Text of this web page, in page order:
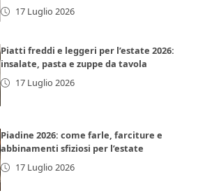
17 Luglio 2026
Piatti freddi e leggeri per l’estate 2026:
insalate, pasta e zuppe da tavola
17 Luglio 2026
Piadine 2026: come farle, farciture e
abbinamenti sfiziosi per l’estate
17 Luglio 2026